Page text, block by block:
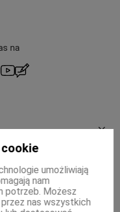
na
umożliwiają
nam
potrzeb. Możesz
nas wszystkich